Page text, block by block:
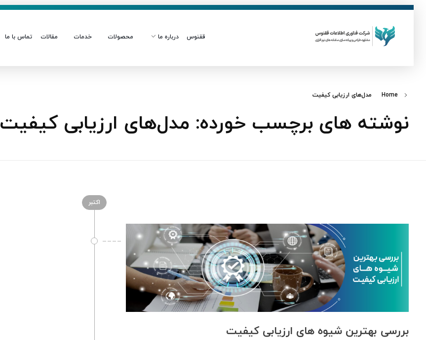
ققنوس درباره ما محصولات خدمات مقالات تماس با ما
Home مدل‌های ارزیابی کیفیت
نوشته های برچسب خورده: مدل‌های ارزیابی کیفیت
اکتبر
بررسی بهترین شیوه های ارزیابی کیفیت